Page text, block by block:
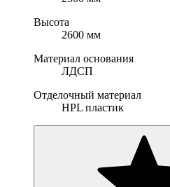
Высота
2600 мм
Материал основания
ЛДСП
Отделочный материал
HPL пластик